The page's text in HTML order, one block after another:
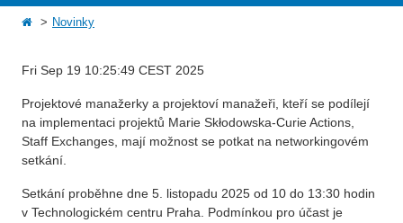
Novinky
Fri Sep 19 10:25:49 CEST 2025
Projektové manažerky a projektoví manažeři, kteří se podílejí
na implementaci projektů Marie Skłodowska-Curie Actions,
Staff Exchanges, mají možnost se potkat na networkingovém
setkání.
Setkání proběhne dne 5. listopadu 2025 od 10 do 13:30 hodin
v Technologickém centru Praha. Podmínkou pro účast je